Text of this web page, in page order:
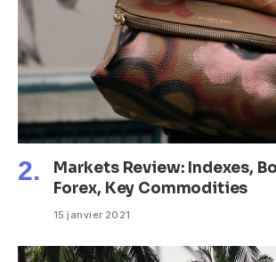
Markets Review: Indexes,
Forex, Key Commodities
15 janvier 2021